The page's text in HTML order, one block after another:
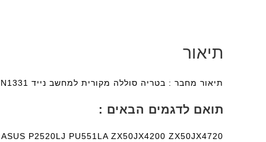
תיאור
תיאור מחבר : בטריה סוללה מקורית למחשב נייד Asus PU551 A32N1331 + אחריות מלאה לשנה ומשלוח מהיר לכל רחבי הארץ
תואם לדגמים הבאים :
ASUS P2520LJ PU551LA ZX50JX4200 ZX50JX4720